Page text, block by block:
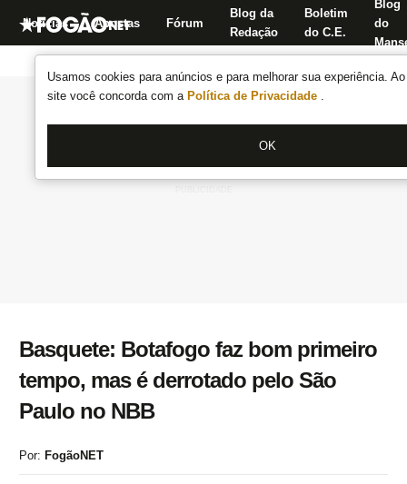
Usamos cookies para anúncios e para melhorar sua experiência.
site você concorda com a Política de Privacidade .
OK
Notícias Apostas Fórum
Blog da
Redação
Boletim
do C.E.
Blog
do
Basquete: Botafogo faz bom primeiro
tempo, mas é derrotado pelo São
Paulo no NBB
Por: FogãoNET